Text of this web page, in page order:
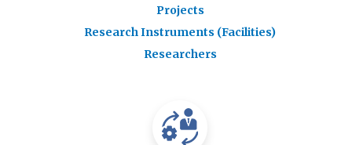
Projects
Research Instruments (Facilities)
Researchers